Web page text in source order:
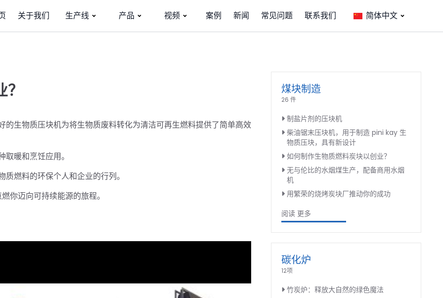
关于我们 生产线 产品 视频 案例 新闻 常见问题 联系我们 简体中文
生物质压块机为将生物质废料转化为清洁可再生燃料提供了简单高效
暖和烹饪应用。
燃料的环保个人和企业的行列。
你迈向可持续能源的旅程。
煤块制造
26 件
制盐片剂的压块机
柴油锯末压块机，用于制造 pini kay 生
物质压块，具有新设计
如何制作生物质燃料炭块以创业？
无与伦比的水烟煤生产，配备商用水烟
机
用繁荣的烧烤炭块厂推动你的成功
阅读 更多
碳化炉
12项
竹炭炉：释放大自然的绿色魔法